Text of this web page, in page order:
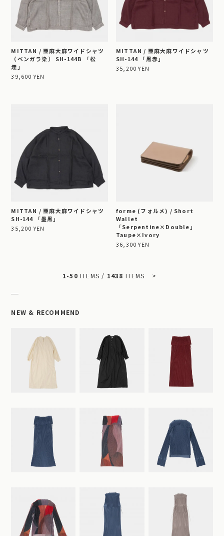
MITTAN / 亜麻大麻ワイドシャツ
（ベンガラ染） SH-144B 「松
煙」
39,600 YEN
MITTAN / 亜麻大麻ワイドシャツ
SH-144 「黒赤」
35,200 YEN
MITTAN / 亜麻大麻ワイドシャツ
SH-144 「墨黒」
35,200 YEN
forme (フォルメ) / Short
Wallet
「Serpentine×Double」
Taupe×Ivory
36,300 YEN
1-50 ITEMS / 1438 ITEMS >
NEW & RECOMMEND